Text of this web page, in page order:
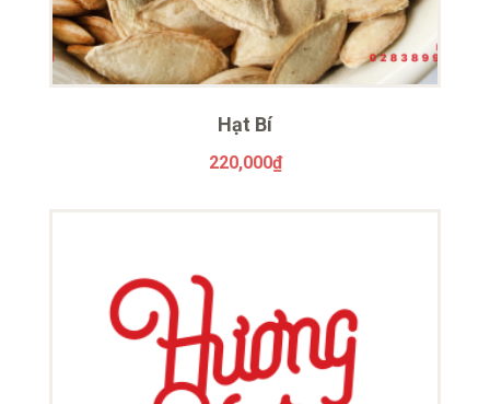
Hạt Bí
220,000₫